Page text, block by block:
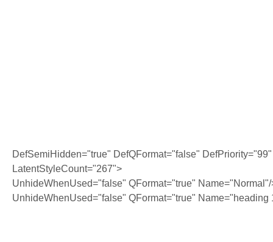
DefSemiHidden="true" DefQFormat="false" DefPriority="99"
LatentStyleCount="267">
UnhideWhenUsed="false" QFormat="true" Name="Normal"/
UnhideWhenUsed="false" QFormat="true" Name="heading